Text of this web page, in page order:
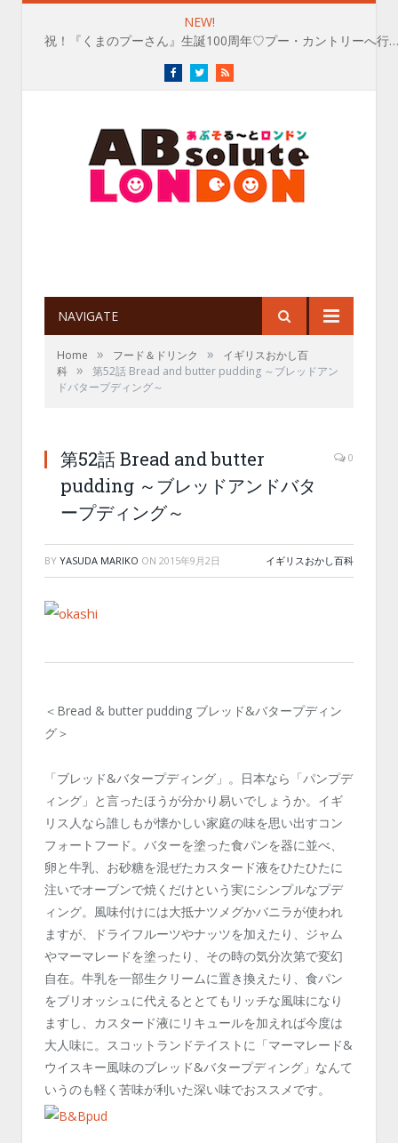
NEW!
祝！『くまのプーさん』生誕100周年♡プー・カントリーへ行こう♪
FacebookTwitterRSS
NAVIGATE
Home » フード＆ドリンク »
イギリスおかし百
科 »
第52話 Bread and butter pudding ～ブレッドアン
ドバタープディング～
第52話 Bread and butter
pudding ～ブレッドアンドバタ
ープディング～
0
BY YASUDA MARIKO ON 2015年9月2日 イギリスおかし百科
＜Bread & butter pudding ブレッド&バタープディン
グ＞
「ブレッド&バタープディング」。日本なら「パンプデ
ィング」と言ったほうが分かり易いでしょうか。イギ
リス人なら誰しもが懐かしい家庭の味を思い出すコン
フォートフード。バターを塗った食パンを器に並べ、
卵と牛乳、お砂糖を混ぜたカスタード液をひたひたに
注いでオーブンで焼くだけという実にシンプルなプデ
ィング。風味付けには大抵ナツメグかバニラが使われ
ますが、ドライフルーツやナッツを加えたり、ジャム
やマーマレードを塗ったり、その時の気分次第で変幻
自在。牛乳を一部生クリームに置き換えたり、食パン
をブリオッシュに代えるととてもリッチな風味になり
ますし、カスタード液にリキュールを加えれば今度は
大人味に。スコットランドテイストに「マーマレード&
ウイスキー風味のブレッド&バタープディング」なんて
いうのも軽く苦味が利いた深い味でおススメです。